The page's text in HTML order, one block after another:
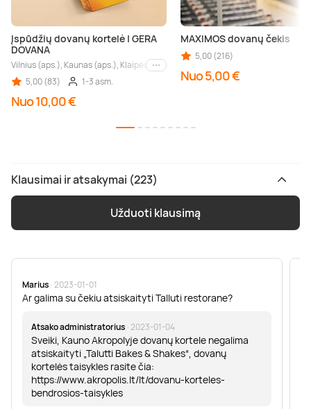
Įspūdžių dovanų kortelė | GERA
DOVANA
Vilnius (aps.), Kaunas (aps.), Klaipėda (aps.), Palanga (aps.), Nida (aps.),
Kiti miestai
5,00 (83)
1-3 asm.
Nuo 10,00 €
MAXIMOS dovanų čekis
5,00 (216)
Nuo 5,00 €
Klausimai ir atsakymai (223)
Užduoti klausimą
Marius · 2023-01-01
Ar galima su čekiu atsiskaityti Talluti restorane?
Atsako administratorius · 2023-01-04
Sveiki, Kauno Akropolyje dovanų kortele negalima
atsiskaityti „Talutti Bakes & Shakes“, dovanų
kortelės taisykles rasite čia:
https://www.akropolis.lt/lt/dovanu-korteles-
bendrosios-taisykles